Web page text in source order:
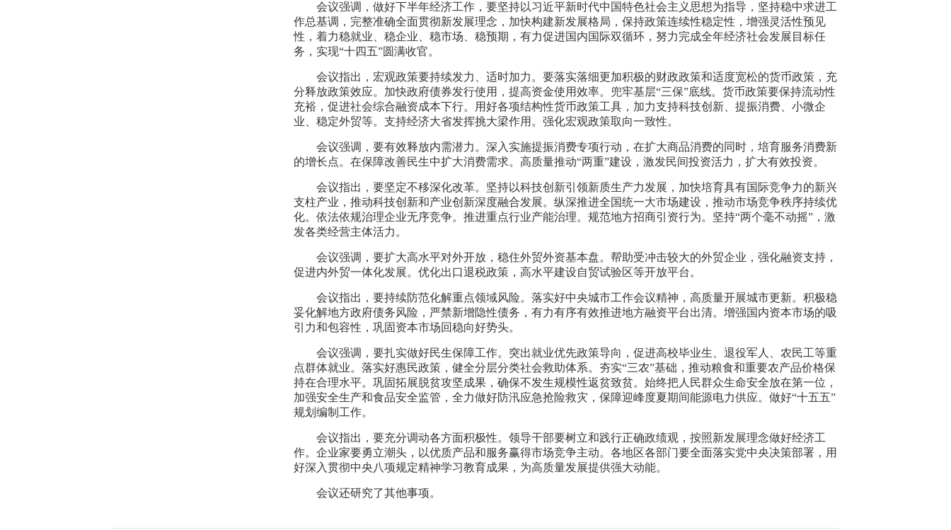
会议强调，做好下半年经济工作，要坚持以习近平新时代中国特色社会主义思想为指导，坚持稳中求进工
作总基调，完整准确全面贯彻新发展理念，加快构建新发展格局，保持政策连续性稳定性，增强灵活性预见
性，着力稳就业、稳企业、稳市场、稳预期，有力促进国内国际双循环，努力完成全年经济社会发展目标任
务，实现“十四五”圆满收官。
会议指出，宏观政策要持续发力、适时加力。要落实落细更加积极的财政政策和适度宽松的货币政策，充
分释放政策效应。加快政府债券发行使用，提高资金使用效率。兜牢基层“三保”底线。货币政策要保持流动性
充裕，促进社会综合融资成本下行。用好各项结构性货币政策工具，加力支持科技创新、提振消费、小微企
业、稳定外贸等。支持经济大省发挥挑大梁作用。强化宏观政策取向一致性。
会议强调，要有效释放内需潜力。深入实施提振消费专项行动，在扩大商品消费的同时，培育服务消费新
的增长点。在保障改善民生中扩大消费需求。高质量推动“两重”建设，激发民间投资活力，扩大有效投资。
会议指出，要坚定不移深化改革。坚持以科技创新引领新质生产力发展，加快培育具有国际竞争力的新兴
支柱产业，推动科技创新和产业创新深度融合发展。纵深推进全国统一大市场建设，推动市场竞争秩序持续优
化。依法依规治理企业无序竞争。推进重点行业产能治理。规范地方招商引资行为。坚持“两个毫不动摇”，激
发各类经营主体活力。
会议强调，要扩大高水平对外开放，稳住外贸外资基本盘。帮助受冲击较大的外贸企业，强化融资支持，
促进内外贸一体化发展。优化出口退税政策，高水平建设自贸试验区等开放平台。
会议指出，要持续防范化解重点领域风险。落实好中央城市工作会议精神，高质量开展城市更新。积极稳
妥化解地方政府债务风险，严禁新增隐性债务，有力有序有效推进地方融资平台出清。增强国内资本市场的吸
引力和包容性，巩固资本市场回稳向好势头。
会议强调，要扎实做好民生保障工作。突出就业优先政策导向，促进高校毕业生、退役军人、农民工等重
点群体就业。落实好惠民政策，健全分层分类社会救助体系。夯实“三农”基础，推动粮食和重要农产品价格保
持在合理水平。巩固拓展脱贫攻坚成果，确保不发生规模性返贫致贫。始终把人民群众生命安全放在第一位，
加强安全生产和食品安全监管，全力做好防汛应急抢险救灾，保障迎峰度夏期间能源电力供应。做好“十五五”
规划编制工作。
会议指出，要充分调动各方面积极性。领导干部要树立和践行正确政绩观，按照新发展理念做好经济工
作。企业家要勇立潮头，以优质产品和服务赢得市场竞争主动。各地区各部门要全面落实党中央决策部署，用
好深入贯彻中央八项规定精神学习教育成果，为高质量发展提供强大动能。
会议还研究了其他事项。